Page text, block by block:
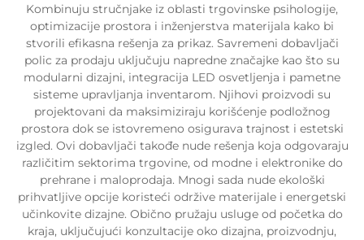
Kombinuju stručnjake iz oblasti trgovinske psihologije,
optimizacije prostora i inženjerstva materijala kako bi
stvorili efikasna rešenja za prikaz. Savremeni dobavljači
polic za prodaju uključuju napredne značajke kao što su
modularni dizajni, integracija LED osvetljenja i pametne
sisteme upravljanja inventarom. Njihovi proizvodi su
projektovani da maksimiziraju korišćenje podložnog
prostora dok se istovremeno osigurava trajnost i estetski
izgled. Ovi dobavljači takođe nude rešenja koja odgovaraju
različitim sektorima trgovine, od modne i elektronike do
prehrane i maloprodaja. Mnogi sada nude ekološki
prihvatljive opcije koristeći održive materijale i energetski
učinkovite dizajne. Obično pružaju usluge od početka do
kraja, uključujući konzultacije oko dizajna, proizvodnju,